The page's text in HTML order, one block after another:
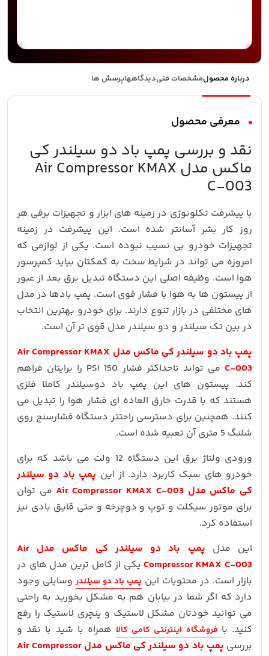
درباره محصولمشخصات فنیدیدگاههاپرسش ها
معرفی محصول
نقد و بررسی پمپ باد دو سیلندر کی
ماکس مدل Air Compressor KMAX
C-003
با پیشرفت تکلونوژی در زمینه های ابزار و تجهیزات برقی هر
روز کار بشر آسانتر شده است. این پیشرفت در زمینه
تجهیزات خودرو بی نسیب نبوده است. یکی از لوازمی که
امروزه می تواند در شرایط سخت به کمکتان بیاید کمپرسور
هوا است. وظیفه اصلی این دستگاه تبدیل برق بعد از عبور
از پیستون ها به هوا با فشار قوی است. پمپ بادها در مدل
های مختلفی در بازار تنوع دارند. برای خودرو بهترین انتخاب
در بین تک سیلندر و دو سیلندر مدل قوی تر آن است.
پمپ باد دو سیلندر کی ماکس مدل Air Compressor KMAX
C-003
می تواند تاحداکثر فشار 150 PSI را برایتان فراهم
کند. پیستون های این پمپ باد دوسیلندر کاملا فلزی
هستند که با قدرت خارق العاده ای فشار هوا را تبدیل می
کنند. همچنین برای دسترسی راحتتر دستگاه فشارسنج روی
شلنگ 5 متری آن تعبیه شده است.
ورودی ولتاژ برق این دستگاه 12 ولت می باشد که برای
خودرو های سبک کاربرد دارد. از این پمپ باد دو سیلندر
کی ماکس مدل Air Compressor KMAX C-003
می توان
برای موتور سیکلت و توپ و دوچرخه و حتی قایق بادی نیز
استفاده کرد.
این مدل
پمپ باد دو سیلندر کی ماکس مدل Air
Compressor KMAX C-003 یکی از کامل ترین مدل های در
بازار است. در محتویات این پمپ باد دو سیلندر وسایلی وجود
دارد که اگر شما در بیابان هم به مشکل بخورید به راحتی
می توانید خودتان مشکل لاستیک و پنچری لاستیک را رفع
کنید. با فروشگاه اینترنتی کامی کالا همراه با شید با نقد و
بررسی
پمپ باد دو سیلندر کی ماکس مدل Air Compressor